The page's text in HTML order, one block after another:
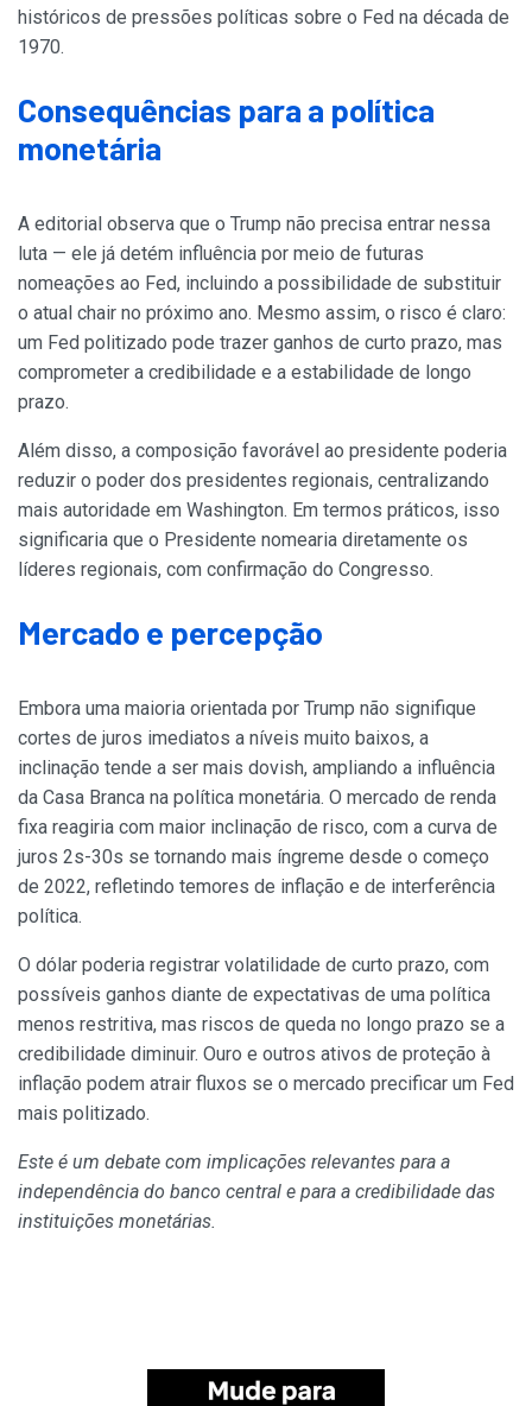
históricos de pressões políticas sobre o Fed na década de
1970.
Consequências para a política
monetária
A editorial observa que o Trump não precisa entrar nessa
luta — ele já detém influência por meio de futuras
nomeações ao Fed, incluindo a possibilidade de substituir
o atual chair no próximo ano. Mesmo assim, o risco é claro:
um Fed politizado pode trazer ganhos de curto prazo, mas
comprometer a credibilidade e a estabilidade de longo
prazo.
Além disso, a composição favorável ao presidente poderia
reduzir o poder dos presidentes regionais, centralizando
mais autoridade em Washington. Em termos práticos, isso
significaria que o Presidente nomearia diretamente os
líderes regionais, com confirmação do Congresso.
Mercado e percepção
Embora uma maioria orientada por Trump não signifique
cortes de juros imediatos a níveis muito baixos, a
inclinação tende a ser mais dovish, ampliando a influência
da Casa Branca na política monetária. O mercado de renda
fixa reagiria com maior inclinação de risco, com a curva de
juros 2s-30s se tornando mais íngreme desde o começo
de 2022, refletindo temores de inflação e de interferência
política.
O dólar poderia registrar volatilidade de curto prazo, com
possíveis ganhos diante de expectativas de uma política
menos restritiva, mas riscos de queda no longo prazo se a
credibilidade diminuir. Ouro e outros ativos de proteção à
inflação podem atrair fluxos se o mercado precificar um Fed
mais politizado.
Este é um debate com implicações relevantes para a
independência do banco central e para a credibilidade das
instituições monetárias.